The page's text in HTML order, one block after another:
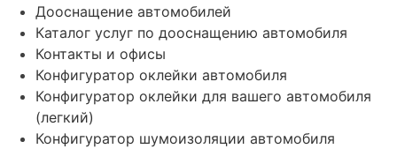
Дооснащение автомобилей
Каталог услуг по дооснащению автомобиля
Контакты и офисы
Конфигуратор оклейки автомобиля
Конфигуратор оклейки для вашего автомобиля
(легкий)
Конфигуратор шумоизоляции автомобиля